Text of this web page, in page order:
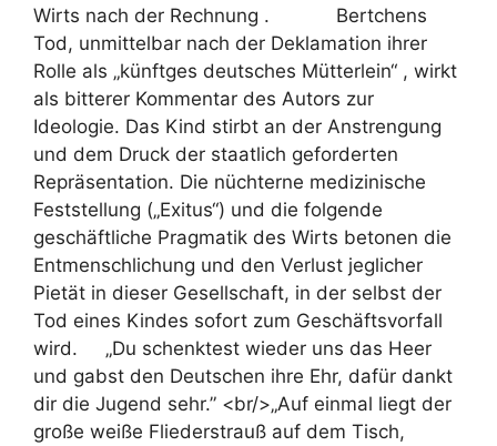
Wirts nach der Rechnung . Bertchens
Tod, unmittelbar nach der Deklamation ihrer
Rolle als „künftges deutsches Mütterlein“ , wirkt
als bitterer Kommentar des Autors zur
Ideologie. Das Kind stirbt an der Anstrengung
und dem Druck der staatlich geforderten
Repräsentation. Die nüchterne medizinische
Feststellung („Exitus“) und die folgende
geschäftliche Pragmatik des Wirts betonen die
Entmenschlichung und den Verlust jeglicher
Pietät in dieser Gesellschaft, in der selbst der
Tod eines Kindes sofort zum Geschäftsvorfall
wird. „Du schenktest wieder uns das Heer
und gabst den Deutschen ihre Ehr, dafür dankt
dir die Jugend sehr.” <br/>„Auf einmal liegt der
große weiße Fliederstrauß auf dem Tisch,